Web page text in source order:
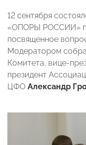
12 сентября
«ОПОРЫ РОССИИ»
посвященное
Модератором
Комитета, вице-
президент
ЦФО Александр